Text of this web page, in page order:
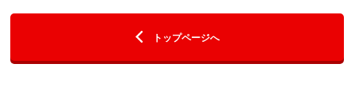
トップページへ